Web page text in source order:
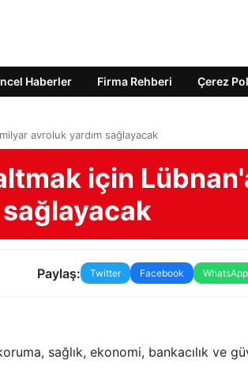
Haberler Firma Rehberi Çerez
avroluk yardım sağlayacak
için
Paylaş: Twitter Facebook WhatsApp
sağlık, ekonomi, bankacılık ve